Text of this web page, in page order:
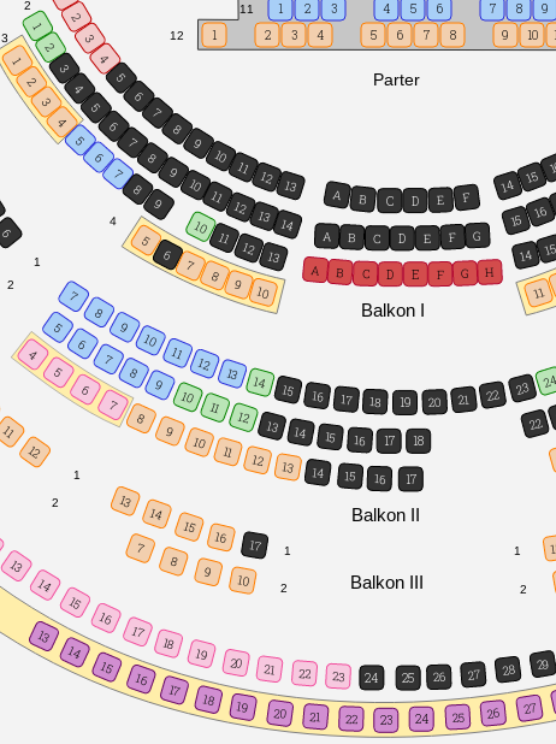
2
3
4
1
2
1
2
1
2
1
2
11
12
Balkon III
Balkon II
Balkon I
Parter
2
1
3
2
4
3
1
5
4
2
3 5
6
4
7
6
5
8
7
6
6
8
7
9
8
9
9
10
11
10
11
5
12
10
12
6
1 2 3 4 5 6 7 8 9
13
11
13
1 2 3 4 5 6 7 8 9 10
7
7
5
14
12
8
4
8
6
9
13
A
5
9
7
10
11
8
6
B
10
11
7
12
9
12
10
D
C
8
13
11
B
A
A B
14
D
9
12
E
C
10
E
C
15
13
D E
G
13
F
F
F
11
14
G H
16
13
12
14
15
14
17
15
7
15
13
18
14
8
16
14
19
16
14
15
16
15
13
14
15
17
17 18
20
9
15
16
15
17
16 17
21
10
16
18
11
22
19
17
23
18
20
24
22
21
19 20
22 23
21
24 25
22
26
24
23
27 28
25
29
26 27